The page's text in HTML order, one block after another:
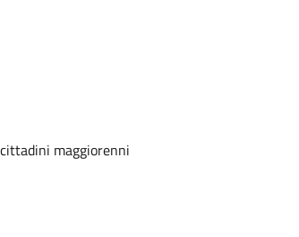
maggiorenni